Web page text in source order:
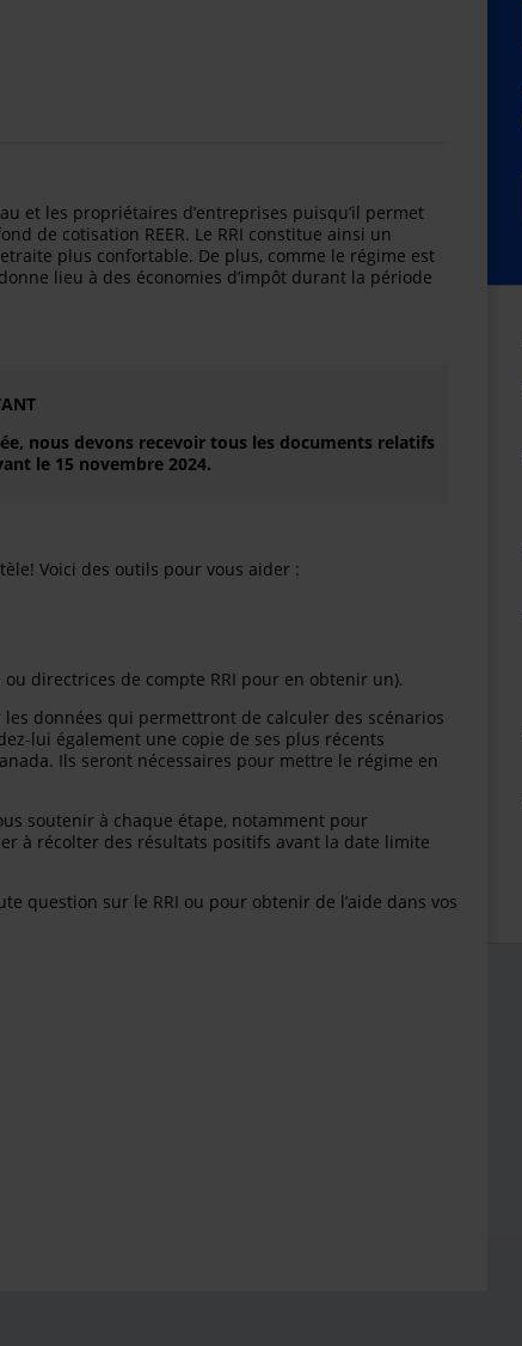
et les propriétaires d’entreprises puisqu’il permet
de cotisation REER. Le RRI constitue ainsi un
plus confortable. De plus, comme le régime est
lieu à des économies d’impôt durant la période
nous devons recevoir tous les documents relatifs
le 15 novembre 2024.
! Voici des outils pour vous aider :
directrices de compte RRI pour en obtenir un).
données qui permettront de calculer des scénarios
lui également une copie de ses plus récents
Ils seront nécessaires pour mettre le régime en
soutenir à chaque étape, notamment pour
à récolter des résultats positifs avant la date limite
question sur le RRI ou pour obtenir de l’aide dans vos